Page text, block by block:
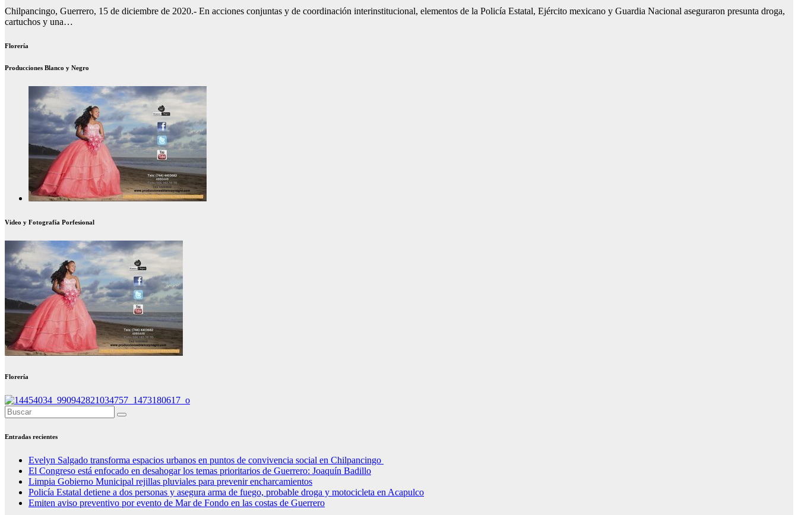
Chilpancingo, Guerrero, 15 de diciembre de 2020.- En acciones conjuntas y de coordinación interinstitucional, elementos de la Policía Estatal, Ejército mexicano y Guardia Nacional aseguraron presunta droga,
cartuchos y una…
Florería
Producciones Blanco y Negro
Video y Fotografía Porfesional
Florería
Entradas recientes
Evelyn Salgado transforma espacios urbanos en puntos de convivencia social en Chilpancingo
El Congreso está enfocado en desahogar los temas prioritarios de Guerrero: Joaquín Badillo
Limpia Gobierno Municipal rejillas pluviales para prevenir encharcamientos
Policía Estatal detiene a dos personas y asegura arma de fuego, probable droga y motocicleta en Acapulco
Emiten aviso preventivo por evento de Mar de Fondo en las costas de Guerrero